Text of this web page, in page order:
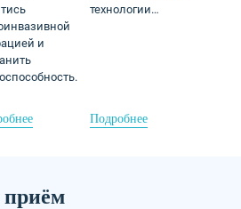
и
технологии…
Подробнее
приём